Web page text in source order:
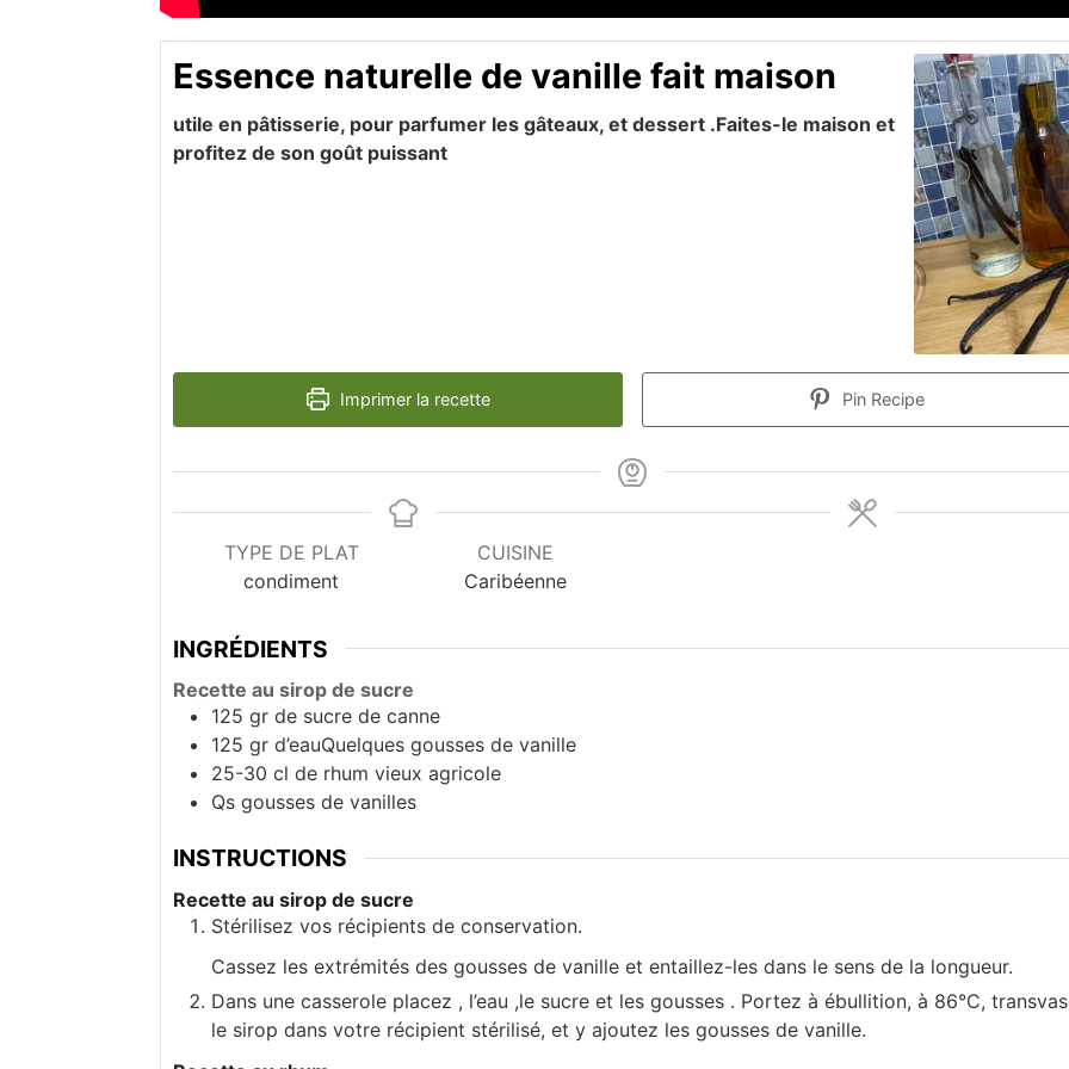
Essence naturelle de vanille fait maison
utile en pâtisserie, pour parfumer les gâteaux, et dessert .Faites-le maison et
profitez de son goût puissant
Imprimer la recette Pin Recipe
TYPE DE PLAT
condiment
CUISINE
Caribéenne
INGRÉDIENTS
Recette au sirop de sucre
125 gr de sucre de canne
125 gr d’eauQuelques gousses de vanille
25-30 cl de rhum vieux agricole
Qs gousses de vanilles
INSTRUCTIONS
Recette au sirop de sucre
Stérilisez vos récipients de conservation.
Cassez les extrémités des gousses de vanille et entaillez-les dans le sens de la longueur.
Dans une casserole placez , l’eau ,le sucre et les gousses . Portez à ébullition, à 86°C,
le sirop dans votre récipient stérilisé, et y ajoutez les gousses de vanille.